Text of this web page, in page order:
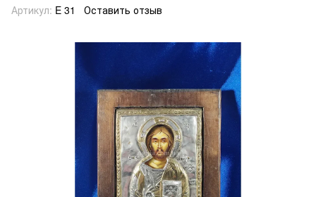
Артикул: E 31 Оставить отзыв